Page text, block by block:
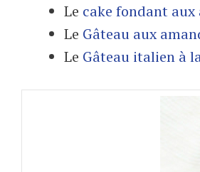
Le cake fondant aux
Le Gâteau aux
Le Gâteau italien à